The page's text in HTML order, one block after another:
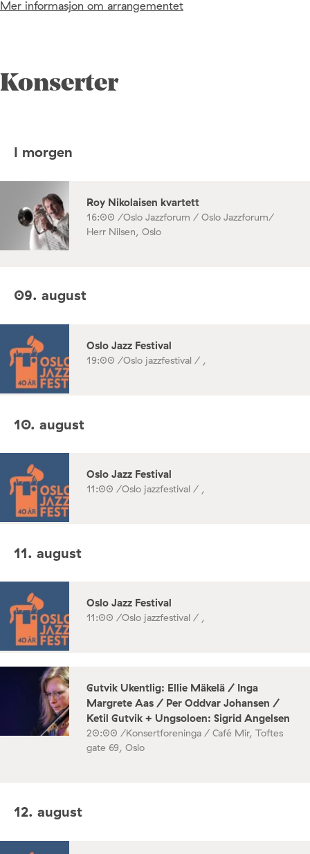
Mer informasjon om arrangementet
Konserter
I morgen
Roy Nikolaisen kvartett
16:00 /Oslo Jazzforum / Oslo Jazzforum/
Herr Nilsen, Oslo
09. august
Oslo Jazz Festival
19:00 /Oslo jazzfestival / ,
10. august
Oslo Jazz Festival
11:00 /Oslo jazzfestival / ,
11. august
Oslo Jazz Festival
11:00 /Oslo jazzfestival / ,
Gutvik Ukentlig: Ellie Mäkelä / Inga
Margrete Aas / Per Oddvar Johansen /
Ketil Gutvik + Ungsoloen: Sigrid Angelsen
20:00 /Konsertforeninga / Café Mir, Toftes
gate 69, Oslo
12. august